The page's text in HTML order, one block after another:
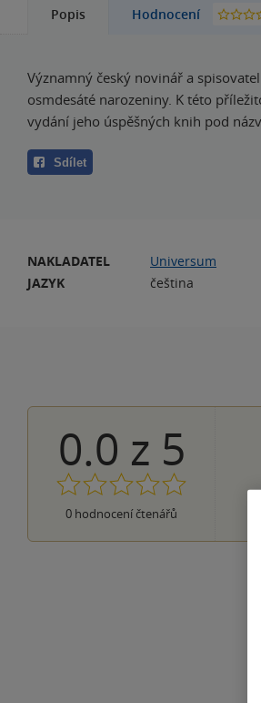
Popis Hodnocení
Významný český novinář a
osmdesáté narozeniny. K této
vydání jeho úspěšných knih pod
Sdílet
NAKLADATEL
Universum
JAZYK
čeština
0.0 z 5
0 hodnocení čtenářů